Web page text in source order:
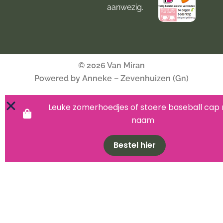
aanwezig.
© 2026 Van Miran
Powered by Anneke – Zevenhuizen (Gn)
Leuke zomerhoedjes of stoere baseball cap
naam
Bestel hier